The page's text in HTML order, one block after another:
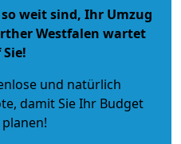
weit sind, Ihr Umzug
Westfalen wartet
und natürlich
, damit Sie Ihr Budget